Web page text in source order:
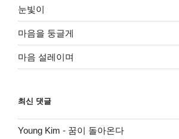
눈빛이
마음을 둥글게
마음 설레이며
최신 댓글
Young Kim - 꿈이 돌아온다